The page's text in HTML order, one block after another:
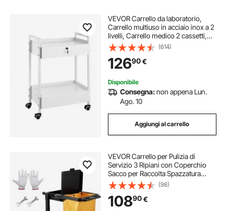
VEVOR Carrello da laboratorio,
Carrello multiuso in acciaio inox a 2
livelli, Carrello medico 2 cassetti,
rotelle girevoli per laboratorio,
ospedale, odontoiatria, salone
bellezza
(614)
12690€
Disponibile
Consegna:non appena Lun.
Ago. 10
Aggiungi al carrello
VEVOR Carrello per Pulizia di
Servizio 3 Ripiani con Coperchio
Sacco per Raccolta Spazzatura
Ruote in PVC Capacità Carico Max.
90,7kg, Carrello di Pulizia 3 Ripiani
PP per Hotel Aeroporto Magazzino
(98)
10890€